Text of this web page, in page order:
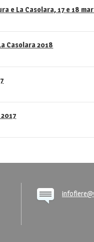
e La Casolara, 17 e 18
Casolara 2018